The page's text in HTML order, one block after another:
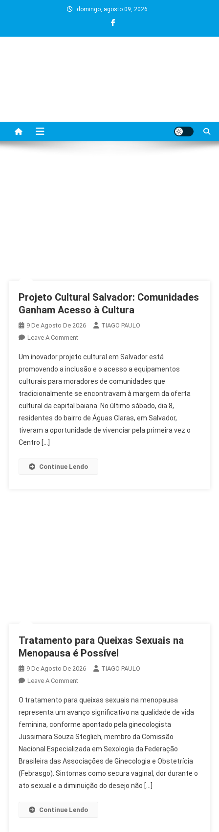
domingo, agosto 09, 2026
Projeto Cultural Salvador: Comunidades
Ganham Acesso à Cultura
9 De Agosto De 2026
TIAGO PAULO
Leave A CommentOn
Cultural
Salvador:
Comunidades
Ganham
Acesso
À
Cultura
Um inovador projeto cultural em Salvador está
promovendo a inclusão e o acesso a equipamentos
culturais para moradores de comunidades que
tradicionalmente se encontravam à margem da oferta
cultural da capital baiana. No último sábado, dia 8,
residentes do bairro de Águas Claras, em Salvador,
tiveram a oportunidade de vivenciar pela primeira vez o
Centro […]
Continue Lendo
Tratamento para Queixas Sexuais na
Menopausa é Possível
9 De Agosto De 2026
TIAGO PAULO
Leave A CommentOn
Para
Queixas
Sexuais
Na
Menopausa
É
O tratamento para queixas sexuais na menopausa
representa um avanço significativo na qualidade de vida
feminina, conforme apontado pela ginecologista
Jussimara Souza Steglich, membro da Comissão
Nacional Especializada em Sexologia da Federação
Brasileira das Associações de Ginecologia e Obstetrícia
(Febrasgo). Sintomas como secura vaginal, dor durante o
ato sexual e a diminuição do desejo não […]
Continue Lendo